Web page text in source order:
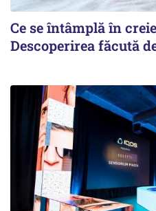
Ce se întâmplă în
Descoperirea făcută